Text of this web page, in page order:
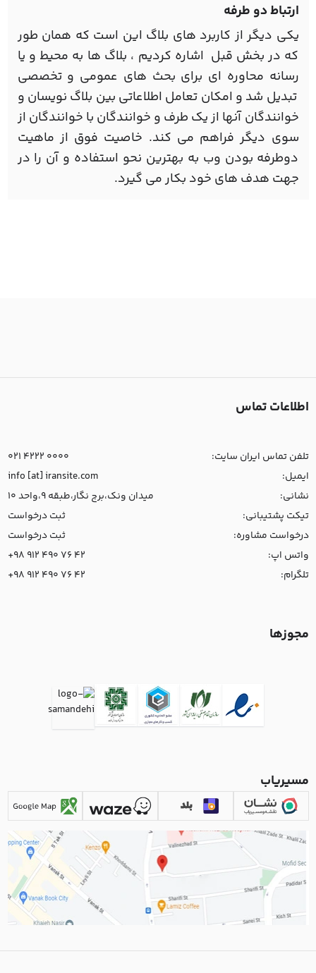
ارتباط دو طرفه
یکی دیگر از کاربرد های بلاگ این است که همان طور
که در بخش قبل اشاره کردیم ، بلاگ ها به محيط و يا
رسانه محاوره ای برای بحث های عمومی و تخصصی
تبديل شد و امکان تعامل اطلاعاتی بين بلاگ نويسان و
خوانندگان آنها از يک طرف و خوانندگان با خوانندگان از
سوی ديگر فراهم می کند. خاصیت فوق از ماهيت
دوطرفه بودن وب به بهترین نحو استفاده و آن را در
جهت هدف های خود بکار می گيرد.
اطلاعات تماس
تلفن تماس ایران سایت:
021 4222 0000
ایمیل:
info [at] iransite.com
نشانی:
میدان ونک،برج نگار،طبقه 9،واحد 10
تیکت پشتیبانی:
ثبت درخواست
درخواست مشاوره:
ثبت درخواست
واتس اپ:
+98 912 490 76 42
تلگرام:
+98 912 490 76 42
مجوزها
مسیریاب